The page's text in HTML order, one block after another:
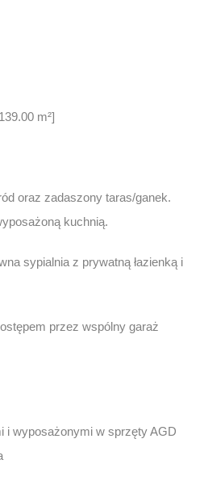
m²]
oraz zadaszony taras/ganek.
kuchnią.
sypialnia z prywatną łazienką i
przez wspólny garaż
i wyposażonymi w sprzęty AGD